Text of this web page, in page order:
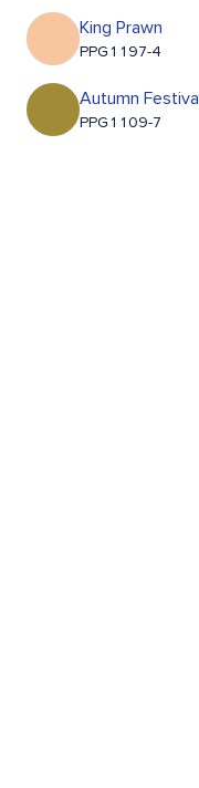
King Prawn
PPG1197-4
Autumn Festival
PPG1109-7